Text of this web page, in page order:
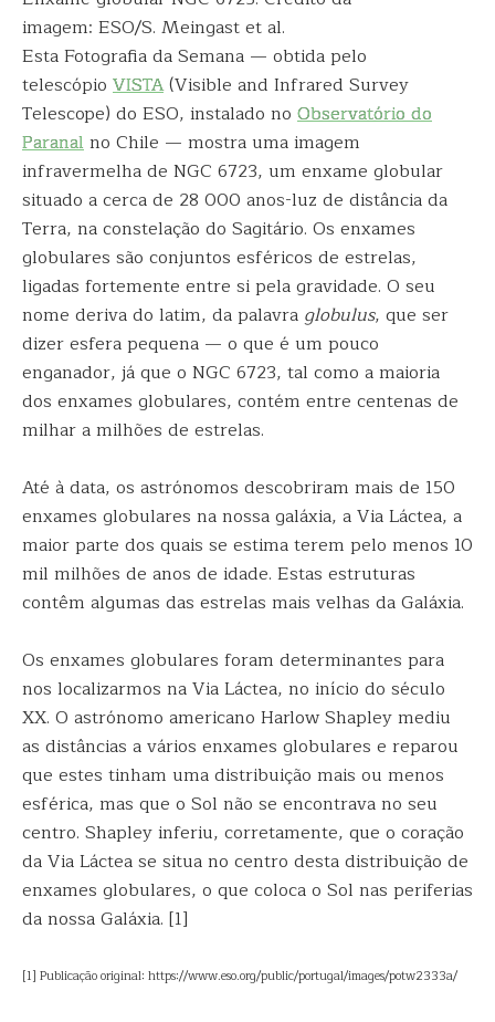
imagem: ESO/S. Meingast et al.
Esta Fotografia da Semana — obtida pelo
telescópio VISTA(Visible and Infrared Survey
Telescope) do ESO, instalado no Observatório do
Paranalno Chile — mostra uma imagem
infravermelha de NGC 6723, um enxame globular
situado a cerca de 28 000 anos-luz de distância da
Terra, na constelação do Sagitário. Os enxames
globulares são conjuntos esféricos de estrelas,
ligadas fortemente entre si pela gravidade. O seu
nome deriva do latim, da palavra globulus, que ser
dizer esfera pequena — o que é um pouco
enganador, já que o NGC 6723, tal como a maioria
dos enxames globulares, contém entre centenas de
milhar a milhões de estrelas.
Até à data, os astrónomos descobriram mais de 150
enxames globulares na nossa galáxia, a Via Láctea, a
maior parte dos quais se estima terem pelo menos 10
mil milhões de anos de idade. Estas estruturas
contêm algumas das estrelas mais velhas da Galáxia.
Os enxames globulares foram determinantes para
nos localizarmos na Via Láctea, no início do século
XX. O astrónomo americano Harlow Shapley mediu
as distâncias a vários enxames globulares e reparou
que estes tinham uma distribuição mais ou menos
esférica, mas que o Sol não se encontrava no seu
centro. Shapley inferiu, corretamente, que o coração
da Via Láctea se situa no centro desta distribuição de
enxames globulares, o que coloca o Sol nas periferias
da nossa Galáxia. [1]
[1] Publicação original: https://www.eso.org/public/portugal/images/potw2333a/